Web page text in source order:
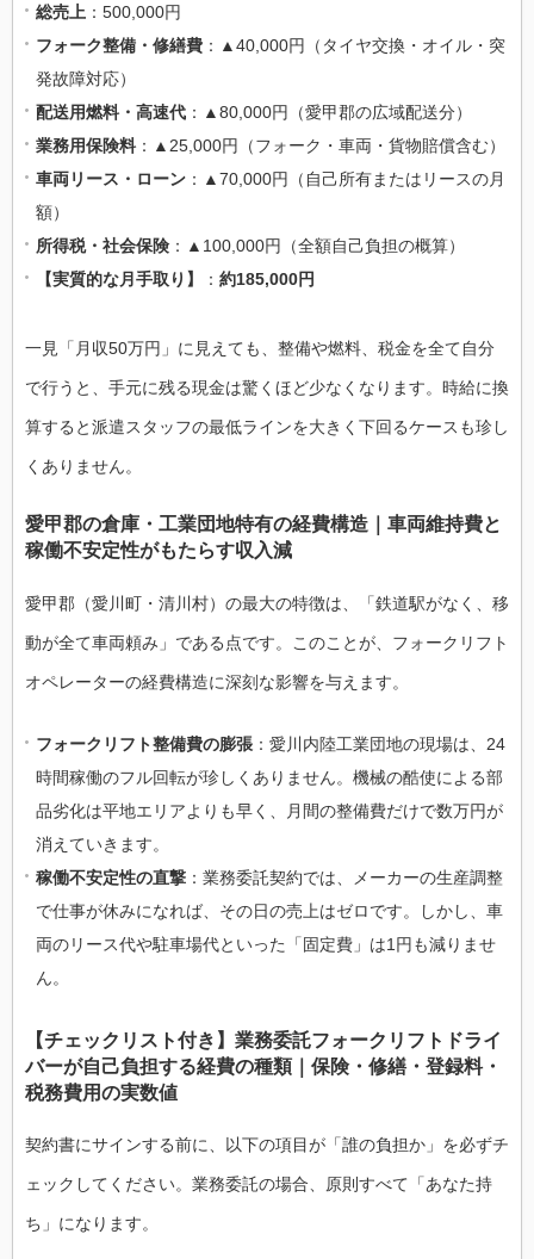
総売上 ：500,000円
フォーク整備・修繕費 ：▲40,000円（タイヤ交換・オイル・突
発故障対応）
配送用燃料・高速代 ：▲80,000円（愛甲郡の広域配送分）
業務用保険料 ：▲25,000円（フォーク・車両・貨物賠償含む）
車両リース・ローン ：▲70,000円（自己所有またはリースの月
額）
所得税・社会保険 ：▲100,000円（全額自己負担の概算）
【実質的な月手取り】
： 約185,000円
一見「月収50万円」に見えても、整備や燃料、税金を全て自分
で行うと、手元に残る現金は驚くほど少なくなります。時給に換
算すると派遣スタッフの最低ラインを大きく下回るケースも珍し
くありません。
愛甲郡の倉庫・工業団地特有の経費構造｜車両維持費と
稼働不安定性がもたらす収入減
愛甲郡（愛川町・清川村）の最大の特徴は、「鉄道駅がなく、移
動が全て車両頼み」である点です。このことが、フォークリフト
オペレーターの経費構造に深刻な影響を与えます。
フォークリフト整備費の膨張 ：愛川内陸工業団地の現場は、24
時間稼働のフル回転が珍しくありません。機械の酷使による部
品劣化は平地エリアよりも早く、月間の整備費だけで数万円が
消えていきます。
稼働不安定性の直撃 ：業務委託契約では、メーカーの生産調整
で仕事が休みになれば、その日の売上はゼロです。しかし、車
両のリース代や駐車場代といった「固定費」は1円も減りませ
ん。
【チェックリスト付き】業務委託フォークリフトドライ
バーが自己負担する経費の種類｜保険・修繕・登録料・
税務費用の実数値
契約書にサインする前に、以下の項目が「誰の負担か」を必ずチ
ェックしてください。業務委託の場合、原則すべて「あなた持
ち」になります。